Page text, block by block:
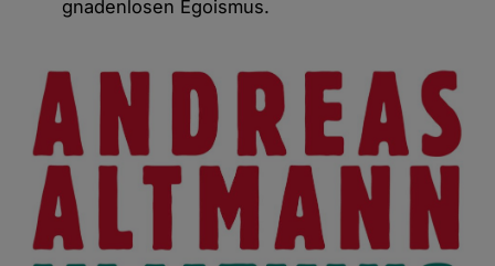
gnadenlosen Egoismus.